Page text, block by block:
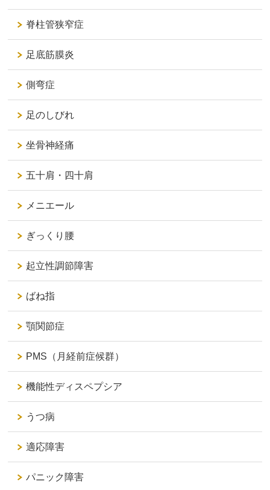
脊柱管狭窄症
足底筋膜炎
側弯症
足のしびれ
坐骨神経痛
五十肩・四十肩
メニエール
ぎっくり腰
起立性調節障害
ばね指
顎関節症
PMS（月経前症候群）
機能性ディスペプシア
うつ病
適応障害
パニック障害